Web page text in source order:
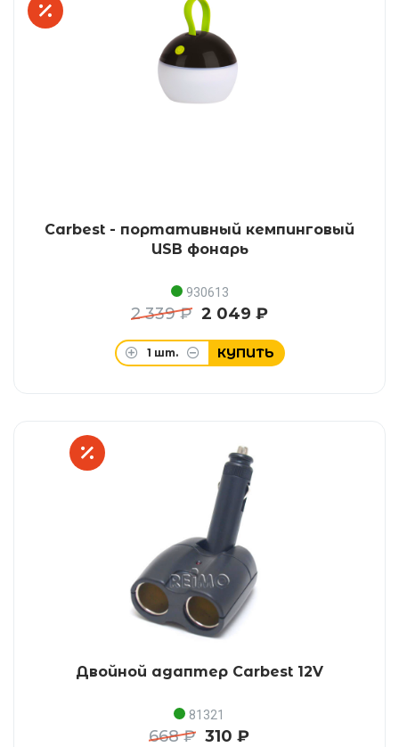
Carbest - портативный кемпинговый
USB фонарь
930613
2 339 ₽ 2 049 ₽
1 шт. КУПИТЬ
Двойной адаптер Carbest 12V
81321
668 ₽ 310 ₽